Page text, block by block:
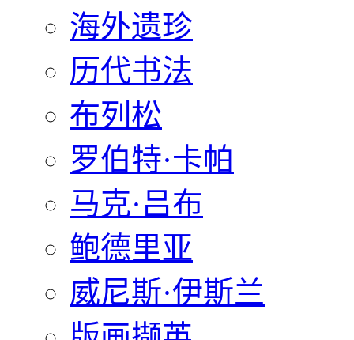
海外遗珍
历代书法
布列松
罗伯特·卡帕
马克·吕布
鲍德里亚
威尼斯·伊斯兰